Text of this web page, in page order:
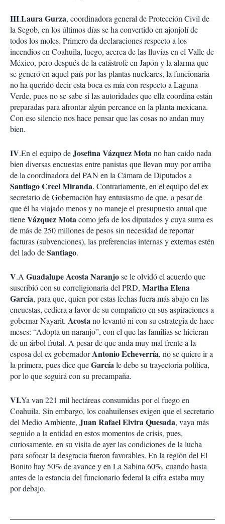
III.Laura Gurza, coordinadora general de Protección Civil de
la Segob, en los últimos días se ha convertido en ajonjolí de
todos los moles. Primero da declaraciones respecto a los
incendios en Coahuila, luego, acerca de las lluvias en el Valle de
México, pero después de la catástrofe en Japón y la alarma que
se generó en aquel país por las plantas nucleares, la funcionaria
no ha querido decir esta boca es mía con respecto a Laguna
Verde, pues no se sabe si las autoridades que ella coordina están
preparadas para afrontar algún percance en la planta mexicana.
Con ese silencio nos hace pensar que las cosas no andan muy
bien.
IV.En el equipo deJosefina Vázquez Motano han caído nada
bien diversas encuestas entre panistas que llevan muy por arriba
de la coordinadora del PAN en la Cámara de Diputados a
Santiago Creel Miranda. Contrariamente, en el equipo del ex
secretario de Gobernación hay entusiasmo de que, a pesar de
que él ha viajado menos y no maneje el presupuesto anual que
tieneVázquez Motacomo jefa de los diputados y cuya suma es
de más de 250 millones de pesos sin necesidad de reportar
facturas (subvenciones), las preferencias internas y externas estén
del lado deSantiago.
V.A Guadalupe Acosta Naranjose le olvidó el acuerdo que
suscribió con su correligionaria del PRD, Martha Elena
García, para que, quien por estas fechas fuera más abajo en las
encuestas, cediera a favor de su compañero en sus aspiraciones a
gobernar Nayarit. Acostano levantó ni con su estrategia de hace
meses: “Adopta un naranjo”, con el que las familias se hicieran
de un árbol frutal. A pesar de que anda muy mal frente a la
esposa del ex gobernadorAntonio Echeverría, no se quiere ir a
la primera, pues dice queGarcíale debe su trayectoria política,
por lo que seguirá con su precampaña.
VI.Ya van 221 mil hectáreas consumidas por el fuego en
Coahuila. Sin embargo, los coahuilenses exigen que el secretario
del Medio Ambiente, Juan Rafael Elvira Quesada, vaya más
seguido a la entidad en estos momentos de crisis, pues,
curiosamente, en su visita de ayer las condiciones de la lucha
para sofocar la desgracia fueron favorables. En la región del El
Bonito hay 50% de avance y en La Sabina 60%, cuando hasta
antes de la estancia del funcionario federal la cifra estaba muy
por debajo.